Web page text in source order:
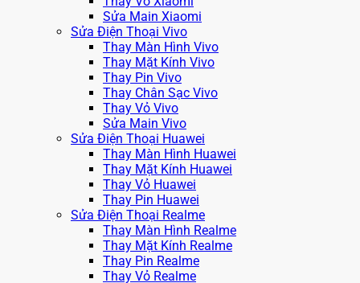
Sửa Main Xiaomi
Sửa Điện Thoại Vivo
Thay Màn Hình Vivo
Thay Mặt Kính Vivo
Thay Pin Vivo
Thay Chân Sạc Vivo
Thay Vỏ Vivo
Sửa Main Vivo
Sửa Điện Thoại Huawei
Thay Màn Hình Huawei
Thay Mặt Kính Huawei
Thay Vỏ Huawei
Thay Pin Huawei
Sửa Điện Thoại Realme
Thay Màn Hình Realme
Thay Mặt Kính Realme
Thay Pin Realme
Thay Vỏ Realme